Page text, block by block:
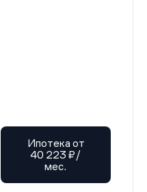
Ипотека от
40 223 ₽/
мес.